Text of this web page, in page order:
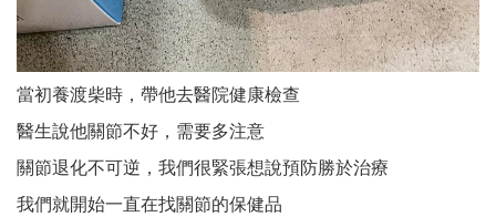
當初養渡柴時，帶他去醫院健康檢查
醫生說他關節不好，需要多注意
關節退化不可逆，我們很緊張想說預防勝於治療
我們就開始一直在找關節的保健品